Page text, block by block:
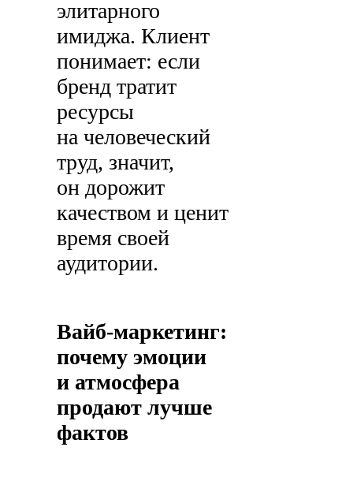
элитарного
имиджа. Клиент
понимает: если
бренд тратит
ресурсы
на человеческий
труд, значит,
он дорожит
качеством и ценит
время своей
аудитории.
Вайб-маркетинг:
почему эмоции
и атмосфера
продают лучше
фактов